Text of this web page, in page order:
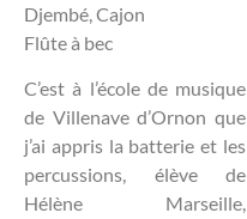
Djembé, Cajon
Flûte à bec
C’est à l’école de musique
de Villenave d’Ornon que
j’ai appris la batterie et les
percussions, élève de
Hélène Marseille,